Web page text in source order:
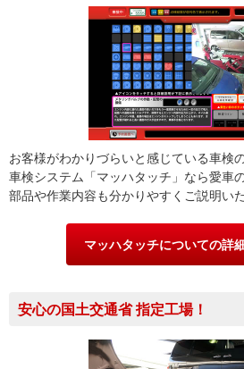
お客様がわかりづらいと感じている車検
車検システム「マッハタッチ」なら愛車
部品や作業内容も分かりやすくご説明いた
マッハタッチについての詳
安心の国土交通省 指定工場！